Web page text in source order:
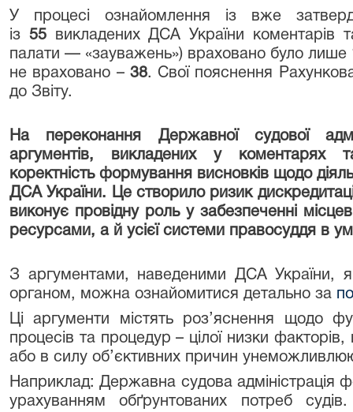
У процесі ознайомлення із вже
із 55 викладених ДСА України коментарів
палати — «зауважень») враховано було лише
не враховано – 38. Свої пояснення
до Звіту.
На переконання Державної судової
аргументів, викладених у коментарях
коректність формування висновків щодо
ДСА України. Це створило ризик
виконує провідну роль у забезпеченні
ресурсами, а й усієї системи правосуддя в
З аргументами, наведеними ДСА України,
органом, можна ознайомитися детально за
Ці аргументи містять роз’яснення щодо
процесів та процедур – цілої низки
або в силу об’єктивних причин
Наприклад: Державна судова адміністрація
урахуванням обґрунтованих потреб